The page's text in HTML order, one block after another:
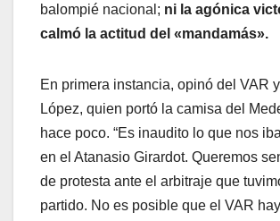
balompié nacional; ni la agónica
calmó la actitud del «mandamás».
En primera instancia, opinó del VAR
López, quien portó la camisa del
hace poco. “Es inaudito lo que nos
en el Atanasio Girardot. Queremos
de protesta ante el arbitraje que
partido. No es posible que el VAR